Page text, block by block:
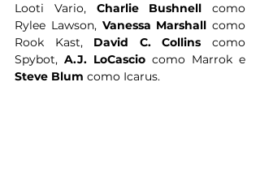
Looti Vario, Charlie Bushnell como
Rylee Lawson, Vanessa Marshall como
Rook Kast, David C. Collins como
Spybot, A.J. LoCascio
Steve Blum como Icarus.